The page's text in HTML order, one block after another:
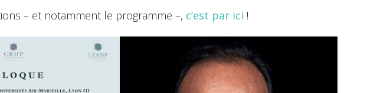
– et notamment le programme –, c’est par ici !